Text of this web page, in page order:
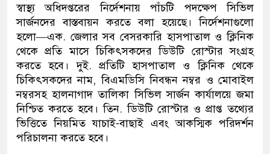
স্বাস্থ্য অধিদপ্তরের নির্দেশনায় পাঁচটি পদক্ষেপ সিভিল
সার্জনদের বাস্তবায়ন করতে বলা হয়েছে। নির্দেশনাগুলো
হলো—এক. জেলার সব বেসরকারি হাসপাতাল ও ক্লিনিক
থেকে প্রতি মাসে চিকিৎসকদের ডিউটি রোস্টার সংগ্রহ
করতে হবে। দুই. প্রতিটি হাসপাতাল ও ক্লিনিক থেকে
চিকিৎসকদের নাম, বিএমডিসি নিবন্ধন নম্বর ও মোবাইল
নম্বরসহ হালনাগাদ তালিকা সিভিল সার্জন কার্যালয়ে জমা
নিশ্চিত করতে হবে। তিন. ডিউটি রোস্টার ও প্রাপ্ত তথ্যের
ভিত্তিতে নিয়মিত যাচাই-বাছাই এবং আকস্মিক পরিদর্শন
পরিচালনা করতে হবে।